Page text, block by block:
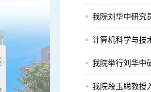
计算机科学与技
我院举行刘华中
我院段玉聪教授